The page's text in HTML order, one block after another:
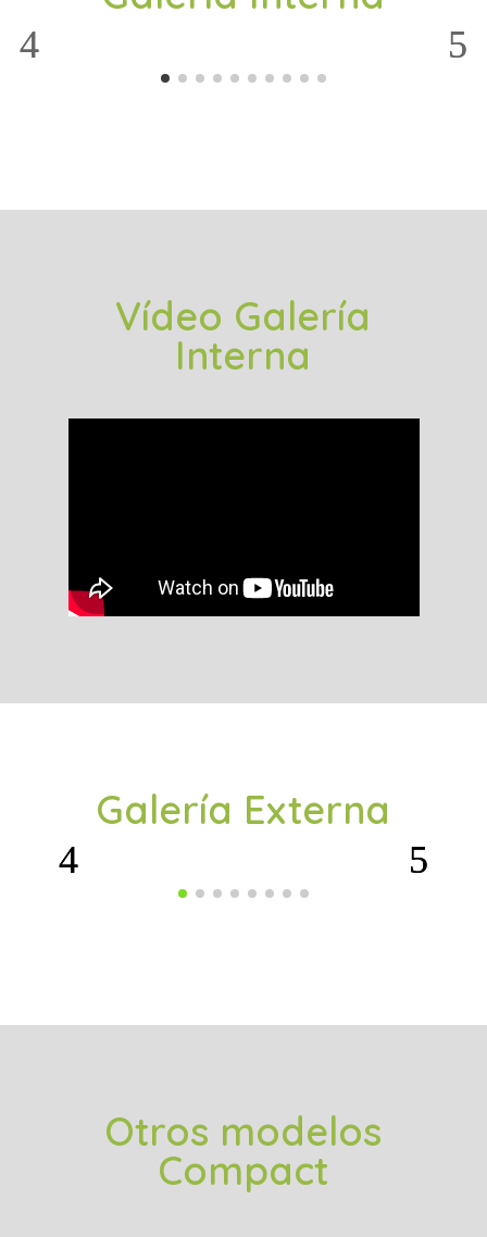
Vídeo Galería
Interna
Galería Externa
Otros modelos
Compact